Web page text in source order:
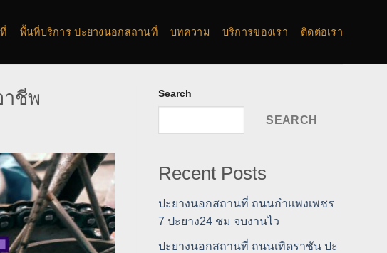
พื้นที่บริการ ปะยางนอกสถานที่ บทความ บริการของเรา ติดต่อเรา
าชีพ Search
SEARCH
Recent Posts
ปะยางนอกสถานที่ ถนนกำแพงเพชร
7 ปะยาง24 ชม จบงานไว
ปะยางนอกสถานที่ ถนนเทิดราชัน ปะ